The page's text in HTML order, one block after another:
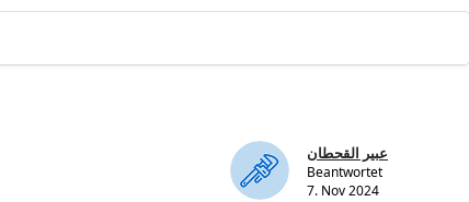
عبير القحطان
Beantwortet
7. Nov 2024